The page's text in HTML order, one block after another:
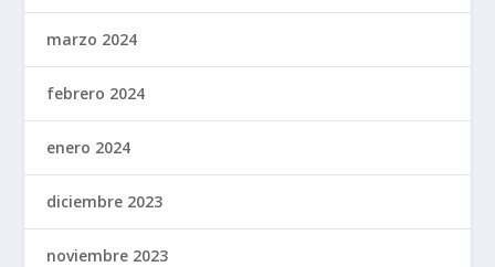
marzo 2024
febrero 2024
enero 2024
diciembre 2023
noviembre 2023